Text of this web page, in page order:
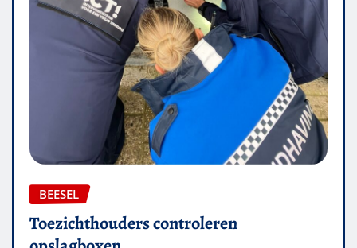
BEESEL
Toezichthouders controleren